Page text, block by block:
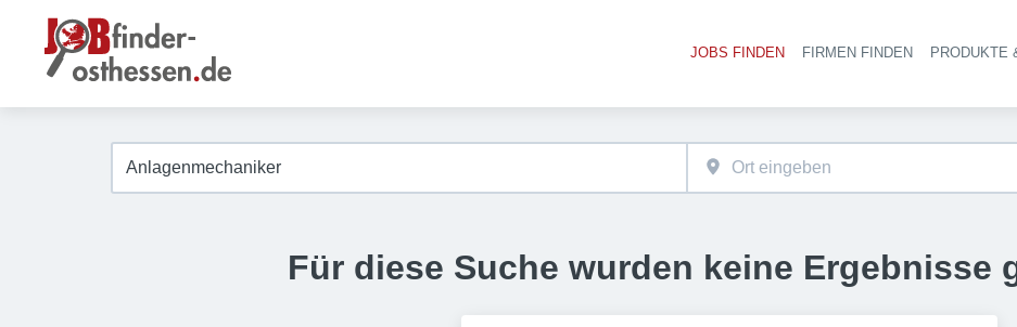
Haupt-
JOBS FINDEN FIRMEN FINDEN PRODUKTE
Für diese Suche wurden keine Ergebnisse